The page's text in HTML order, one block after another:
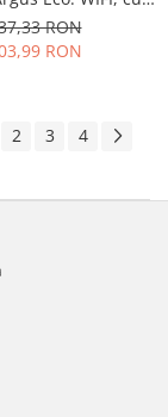
reincarcabila,
HD, senzor de
miscare
RON
RON
2 3 4